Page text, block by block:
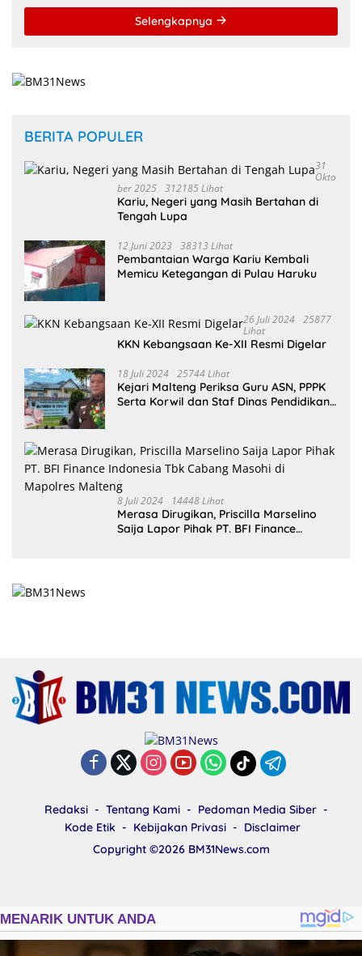
Selengkapnya
BERITA POPULER
31
Okto
Ber 2025 312185 Lihat
Kariu, Negeri yang Masih Bertahan di
Tengah Lupa
12 Juni 2023 38313 Lihat
Pembantaian Warga Kariu Kembali
Memicu Ketegangan di Pulau Haruku
26 Juli 2024 25877
Lihat
KKN Kebangsaan Ke-XII Resmi Digelar
18 Juli 2024 25744 Lihat
Kejari Malteng Periksa Guru ASN, PPPK
Serta Korwil dan Staf Dinas Pendidikan
8 Juli 2024 14448 Lihat
Merasa Dirugikan, Priscilla Marselino
Saija Lapor Pihak PT. BFI Finance
Redaksi Tentang Kami
Pedoman Media Siber
Kode Etik
Kebijakan Privasi
Disclaimer
Copyright ©2026 BM31News.com